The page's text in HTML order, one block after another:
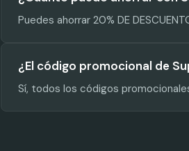
Puedes ahorrar 20% DE
¿El código promocional de
Sí, todos los códigos